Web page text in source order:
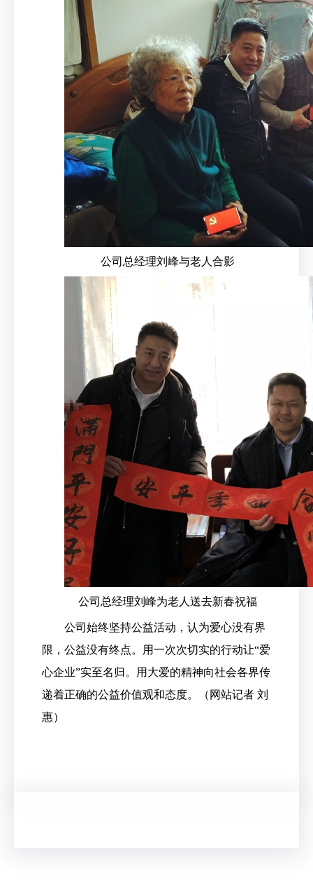
公司总经理刘峰与老人合影
公司总经理刘峰为老人送去新春祝福
公司始终坚持公益活动，认为爱心没有界
限，公益没有终点。用一次次切实的行动让“爱
心企业”实至名归。用大爱的精神向社会各界传
递着正确的公益价值观和态度。（网站记者 刘
惠）